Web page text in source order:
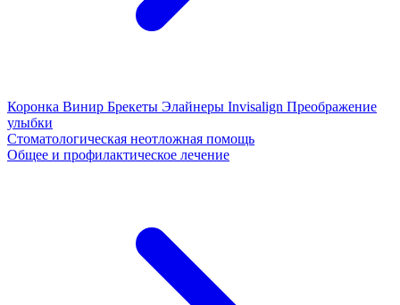
Коронка Винир Брекеты Элайнеры Invisalign Преображение
улыбки
Стоматологическая неотложная помощь
Общее и профилактическое лечение